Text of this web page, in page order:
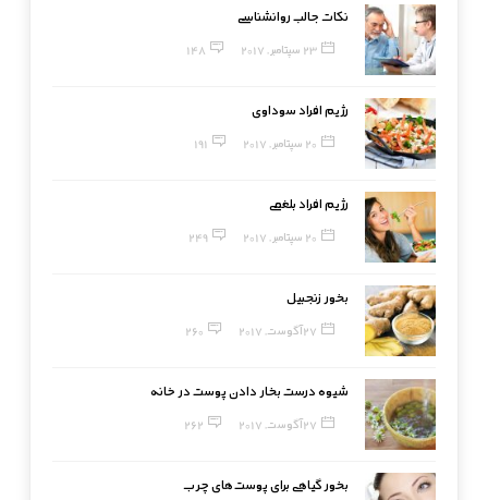
نکات جالب روانشناسی
23 سپتامبر, 2017 148
رژیم افراد سوداوی
20 سپتامبر, 2017 191
رژیم افراد بلغمی
20 سپتامبر, 2017 249
بخور زنجبیل
27 آگوست, 2017 260
شیوه درست بخار دادن پوست در خانه
27 آگوست, 2017 262
بخور گیاهی برای پوست‌های چرب